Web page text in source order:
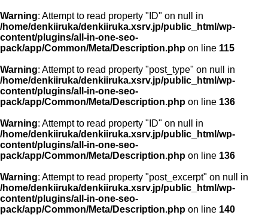
Warning: Attempt to read property "ID" on null in
/home/denkiiruka/denkiiruka.xsrv.jp/public_html/wp-
content/plugins/all-in-one-seo-
pack/app/Common/Meta/Description.php on line 115
Warning: Attempt to read property "post_type" on null in
/home/denkiiruka/denkiiruka.xsrv.jp/public_html/wp-
content/plugins/all-in-one-seo-
pack/app/Common/Meta/Description.php on line 136
Warning: Attempt to read property "ID" on null in
/home/denkiiruka/denkiiruka.xsrv.jp/public_html/wp-
content/plugins/all-in-one-seo-
pack/app/Common/Meta/Description.php on line 136
Warning: Attempt to read property "post_excerpt" on null in
/home/denkiiruka/denkiiruka.xsrv.jp/public_html/wp-
content/plugins/all-in-one-seo-
pack/app/Common/Meta/Description.php on line 140